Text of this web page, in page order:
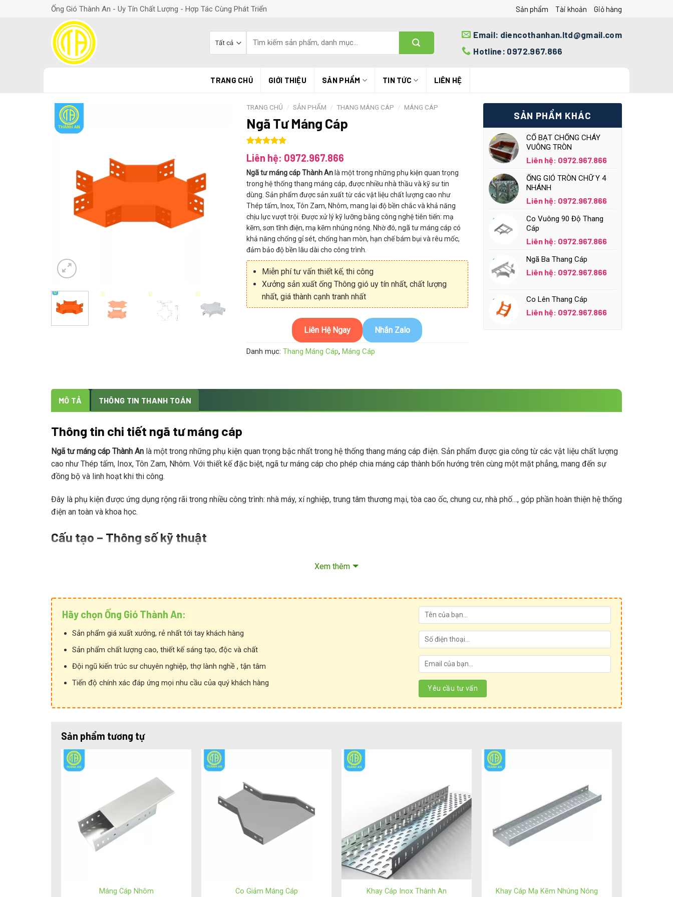
Ống Gió Thành An - Uy Tín Chất Lượng - Hợp Tác Cùng Phát Triển Sản phẩm Tài khoản Giỏ hàng
kiếm:
Email: diencothanhan.ltd@gmail.com
Hotline: 0972.967.866
TRANG CHỦ GIỚI THIỆU SẢN PHẨM TIN TỨC LIÊN HỆ
TRANG CHỦ / SẢN PHẨM / THANG MÁNG CÁP / MÁNG CÁP
Ngã Tư Máng Cáp
5.00
dựa trên
đánh giá
Liên hệ: 0972.967.866
Ngã tư máng cáp Thành An là một trong những phụ kiện quan trọng
trong hệ thống thang máng cáp, được nhiều nhà thầu và kỹ sư tin
dùng. Sản phẩm được sản xuất từ các vật liệu chất lượng cao như
Thép tấm, Inox, Tôn Zam, Nhôm, mang lại độ bền chắc và khả năng
chịu lực vượt trội. Được xử lý kỹ lưỡng bằng công nghệ tiên tiến: mạ
kẽm, sơn tĩnh điện, mạ kẽm nhúng nóng. Nhờ đó, ngã tư máng cáp có
khả năng chống gỉ sét, chống han mòn, hạn chế bám bụi và rêu mốc,
đảm bảo độ bền lâu dài cho công trình.
Miễn phí tư vấn thiết kế, thi công
Xưởng sản xuất ống Thông gió uy tín nhất, chất lượng
nhất, giá thành cạnh tranh nhất
Liên Hệ Ngay Nhắn Zalo
Danh mục: Thang Máng Cáp, Máng Cáp
SẢN PHẨM KHÁC
CỔ BẠT CHỐNG CHÁY
VUÔNG TRÒN
Liên hệ: 0972.967.866
ỐNG GIÓ TRÒN CHỮ Y 4
NHÁNH
Liên hệ: 0972.967.866
Co Vuông 90 Độ Thang
Cáp
Liên hệ: 0972.967.866
Ngã Ba Thang Cáp
Liên hệ: 0972.967.866
Co Lên Thang Cáp
Liên hệ: 0972.967.866
MÔ TẢ THÔNG TIN THANH TOÁN
Thông tin chi tiết ngã tư máng cáp
Ngã tư máng cáp Thành An là một trong những phụ kiện quan trọng bậc nhất trong hệ thống thang máng cáp điện. Sản phẩm được gia công từ các vật liệu chất lượng
cao như Thép tấm, Inox, Tôn Zam, Nhôm. Với thiết kế đặc biệt, ngã tư máng cáp cho phép chia máng cáp thành bốn hướng trên cùng một mặt phẳng, mang đến sự
đồng bộ và linh hoạt khi thi công.
Đây là phụ kiện được ứng dụng rộng rãi trong nhiều công trình: nhà máy, xí nghiệp, trung tâm thương mại, tòa cao ốc, chung cư, nhà phố…, góp phần hoàn thiện hệ thống
điện an toàn và khoa học.
Cấu tạo – Thông số kỹ thuật
Ngã tư máng cáp Thành An được sản xuất trên dây chuyền hiện đại, gia công CNC chính xác và xử lý bề mặt kỹ lưỡng. Nhờ vậy sản phẩm đảm bảo tính thẩm mỹ cao,
Xem thêm
Hãy chọn Ống Gió Thành An:
Sản phẩm giá xuất xưởng, rẻ nhất tới tay khách hàng
Sản phẩm chất lượng cao, thiết kế sáng tạo, độc và chất
Đội ngũ kiến trúc sư chuyên nghiệp, thợ lành nghề , tận tâm
Tiến độ chính xác đáp ứng mọi nhu cầu của quý khách hàng
Sản phẩm tương tự
Máng Cáp Nhôm Co Giảm Máng Cáp Khay Cáp Inox Thành An Khay Cáp Mạ Kẽm Nhúng Nóng